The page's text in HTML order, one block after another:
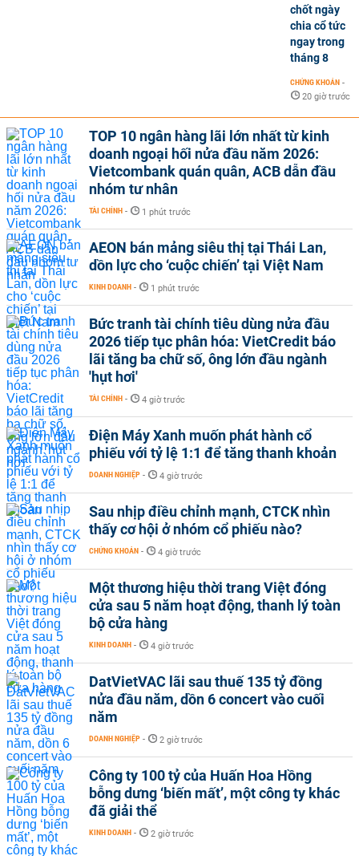
chốt ngày
chia cổ tức
ngay trong
tháng 8
CHỨNG KHOÁN -
20 giờ trước
TOP 10 ngân hàng lãi lớn nhất từ kinh
doanh ngoại hối nửa đầu năm 2026:
Vietcombank quán quân, ACB dẫn đầu
nhóm tư nhân
TÀI CHÍNH - 1 phút trước
AEON bán mảng siêu thị tại Thái Lan,
dồn lực cho ‘cuộc chiến’ tại Việt Nam
KINH DOANH - 1 phút trước
Bức tranh tài chính tiêu dùng nửa đầu
2026 tiếp tục phân hóa: VietCredit báo
lãi tăng ba chữ số, ông lớn đầu ngành
'hụt hơi'
TÀI CHÍNH - 4 giờ trước
Điện Máy Xanh muốn phát hành cổ
phiếu với tỷ lệ 1:1 để tăng thanh khoản
DOANH NGHIỆP - 4 giờ trước
Sau nhịp điều chỉnh mạnh, CTCK nhìn
thấy cơ hội ở nhóm cổ phiếu nào?
CHỨNG KHOÁN - 4 giờ trước
Một thương hiệu thời trang Việt đóng
cửa sau 5 năm hoạt động, thanh lý toàn
bộ cửa hàng
KINH DOANH - 4 giờ trước
DatVietVAC lãi sau thuế 135 tỷ đồng
nửa đầu năm, dồn 6 concert vào cuối
năm
DOANH NGHIỆP - 2 giờ trước
Công ty 100 tỷ của Huấn Hoa Hồng
bỗng dưng ‘biến mất’, một công ty khác
đã giải thể
KINH DOANH - 2 giờ trước